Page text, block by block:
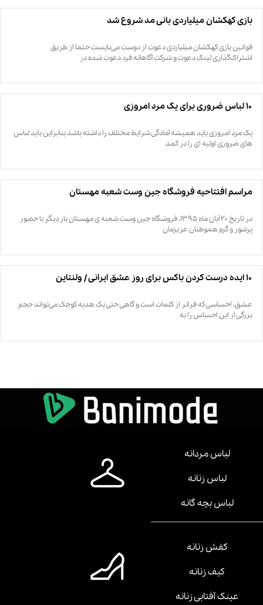
بازی کهکشان میلیاردی بانی مد شروع شد
قوانین بازی کهکشان میلیاردی دعوت از دوست می‌بایست حتما از طریق
اشتراک‌گذاری لینک دعوت و شرکت آگاهانه فرد دعوت شده در
۱۰ لباس ضروری برای یک مرد امروزی
یک مرد امروزی باید همیشه آمادگی شرایط مختلف را داشته باشد بنابراین باید لباس
های ضروری اولیه ای را در کمد
مراسم افتتاحیه فروشگاه جین وست شعبه مهستان
در تاریخ ۲۰ آبان ماه ۱۳۹۵، فروشگاه جین وست شعبه ی مهستان بار دیگر با حضور
پرشور و گرم هموطنان عزیزمان
۱۰ ایده درست کردن باکس برای روز عشق ایرانی / ولنتاین
عشق، احساسی که فراتر از کلمات است و گاهی حتی یک هدیه کوچک می‌تواند حجم
بزرگی از این احساس را به
لباس مردانه
لباس زنانه
لباس بچه گانه
کفش زنانه
کیف زنانه
عینک آفتابی زنانه